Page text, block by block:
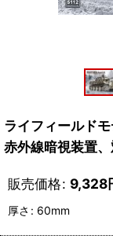
ライフィールド
赤外線暗視装置
販売価格: 9,328
厚さ : 60mm